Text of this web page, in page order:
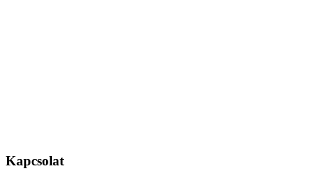
Kapcsolat